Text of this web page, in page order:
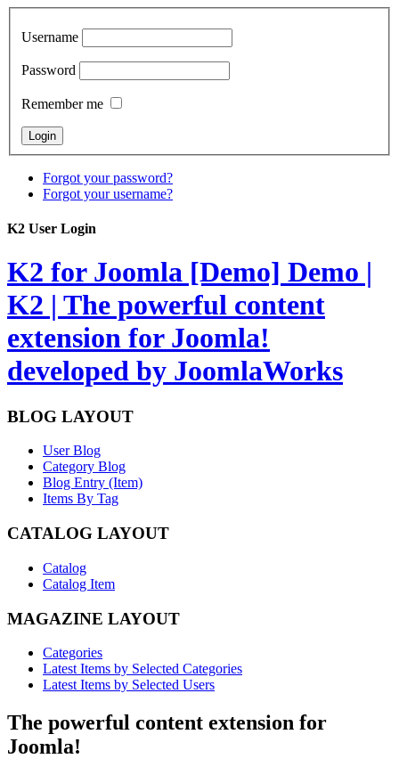
Username
Password
Remember me
Forgot your password?
Forgot your username?
K2 User Login
K2 for Joomla [Demo] Demo |
K2 | The powerful content
extension for Joomla!
developed by JoomlaWorks
BLOG LAYOUT
User Blog
Category Blog
Blog Entry (Item)
Items By Tag
CATALOG LAYOUT
Catalog
Catalog Item
MAGAZINE LAYOUT
Categories
Latest Items by Selected Categories
Latest Items by Selected Users
The powerful content extension for
Joomla!